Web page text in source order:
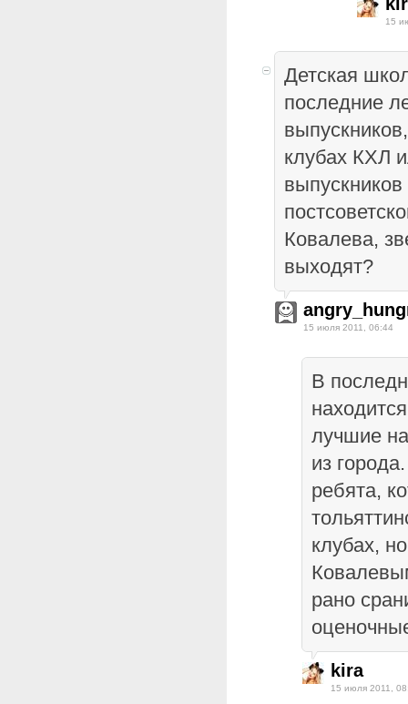
15
Детская
последние
клубах КХЛ
Ковалева,
выходят?
15 июля 2011, 06:44
В
лучшие
из
ребята,
клубах,
рано
kira
15 июля 2011,